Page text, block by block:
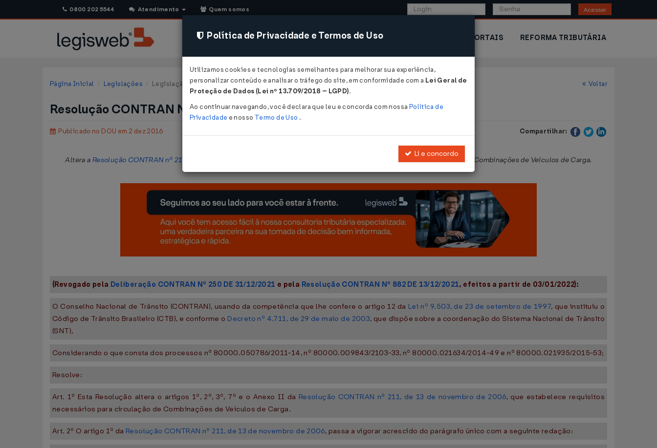
0800 202 5544 Atendimento Quem somos Acessar
CONSULTORIA SISTEMAS COMÉRCIO EXTERIOR PORTAIS REFORMA TRIBUTÁRIA
Página Inicial Legislações Legislação Federal Voltar
Resolução CONTRAN Nº 635 DE 30/11/2016
Publicado no DOU em 2 dez 2016 Compartilhar:
Altera a Resolução CONTRAN nº 211, de 13 de novembro de 2006 , que estabelece requisitos necessários para circulação de Combinações de Veículos de Carga.
(Revogado pela Deliberação CONTRAN Nº 250 DE 31/12/2021 e pela Resolução CONTRAN Nº 882 DE 13/12/2021, efeitos a partir de 03/01/2022):
O Conselho Nacional de Trânsito (CONTRAN), usando da competência que lhe confere o artigo 12 da Lei nº 9.503, de 23 de setembro de 1997, que instituiu o
Código de Trânsito Brasileiro (CTB), e conforme o Decreto nº 4.711, de 29 de maio de 2003, que dispõe sobre a coordenação do Sistema Nacional de Trânsito
(SNT),
Considerando o que consta dos processos nº 80000.050786/2011-14, nº 80000.009843/2103-33, nº 80000.021634/2014-49 e nº 80000.021935/2015-53;
Resolve:
Art. 1º Esta Resolução altera o artigos 1º, 2º, 3º, 7º e o Anexo II da Resolução CONTRAN nº 211, de 13 de novembro de 2006, que estabelece requisitos
necessários para circulação de Combinações de Veículos de Carga.
Art. 2º O artigo 1º da Resolução CONTRAN nº 211, de 13 de novembro de 2006, passa a vigorar acrescido do parágrafo único com a seguinte redação:
Política de Privacidade e Termos de Uso
Utilizamos cookies e tecnologias semelhantes para melhorar sua experiência,
personalizar conteúdo e analisar o tráfego do site, em conformidade com a Lei Geral de
Proteção de Dados (Lei nº 13.709/2018 – LGPD).
Ao continuar navegando, você declara que leu e concorda com nossa Política de
Privacidade e nosso Termo de Uso .
Li e concordo